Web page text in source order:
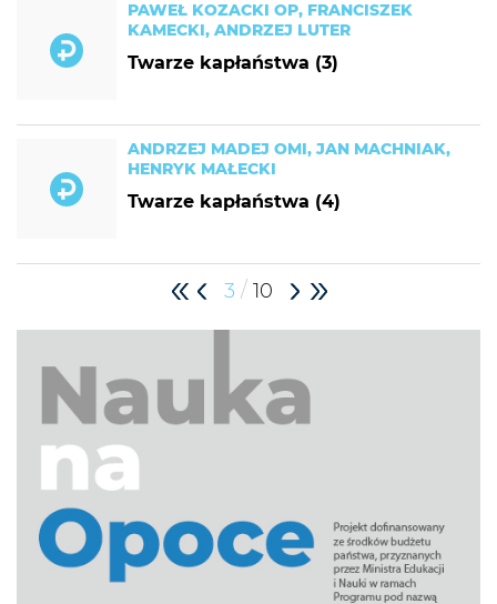
PAWEŁ KOZACKI OP, FRANCISZEK
KAMECKI, ANDRZEJ LUTER
Twarze kapłaństwa (3)
ANDRZEJ MADEJ OMI, JAN MACHNIAK,
HENRYK MAŁECKI
Twarze kapłaństwa (4)
3 / 10